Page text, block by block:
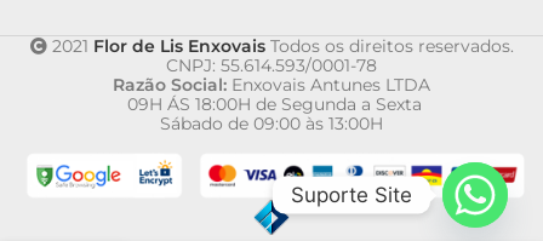
2021 Flor de Lis EnxovaisTodos os direitos reservados.
CNPJ: 55.614.593/0001-78
Razão Social: Enxovais Antunes LTDA
09H ÁS 18:00H de Segunda a Sexta
Sábado de 09:00 às 13:00H
Suporte Site